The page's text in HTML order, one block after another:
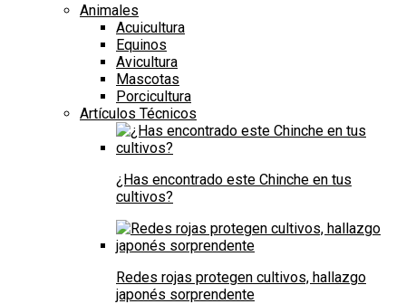
Animales
Acuicultura
Equinos
Avicultura
Mascotas
Porcicultura
Artículos Técnicos
¿Has encontrado este Chinche en tus
cultivos?
Redes rojas protegen cultivos, hallazgo
japonés sorprendente